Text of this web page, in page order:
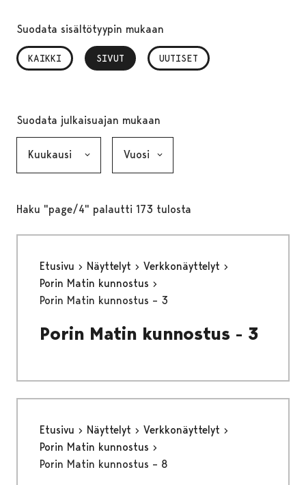
Suodata sisältötyypin mukaan
KAIKKI SIVUT
, VALITTU UUTISET
Suodata julkaisuajan mukaan
Haku "page/4" palautti 173 tulosta
Etusivu Näyttelyt
Verkkonäyttelyt
Porin Matin kunnostus
Porin Matin kunnostus – 3
Porin Matin kunnostus - 3
Etusivu Näyttelyt
Verkkonäyttelyt
Porin Matin kunnostus
Porin Matin kunnostus – 8